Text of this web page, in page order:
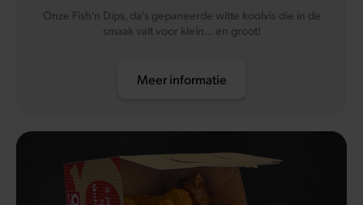
Onze Fish'n Dips, da's gepaneerde witte koolvis die in de
smaak valt voor klein... en groot!
Meer informatie